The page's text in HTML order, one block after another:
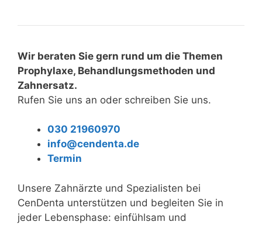
Wir beraten Sie gern rund um die Themen
Prophylaxe, Behandlungsmethoden und
Zahnersatz.
Rufen Sie uns an oder schreiben Sie uns.
030 21960970
info@cendenta.de
Termin
Unsere Zahnärzte und Spezialisten bei
CenDenta unterstützen und begleiten Sie in
jeder Lebensphase: einfühlsam und